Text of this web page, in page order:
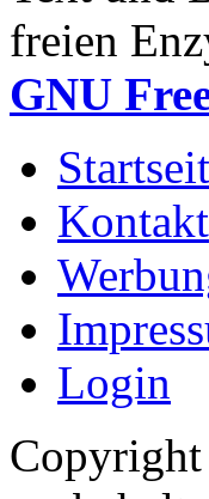
freien
GNU
Kontakt
Login